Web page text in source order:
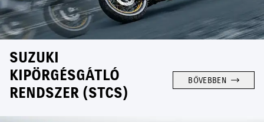
SUZUKI
KIPÖRGÉSGÁTLÓ
RENDSZER (STCS)
BŐVEBBEN